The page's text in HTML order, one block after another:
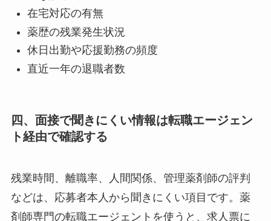
在宅対応の有無
薬歴の残業発生状況
休日出勤や応援勤務の頻度
直近一年の退職者数
四、面接で聞きにくい情報は転職エージェン
ト経由で確認する
残業時間、離職率、人間関係、管理薬剤師の評判
などは、応募者本人から聞きにくい項目です。薬
剤師専門の転職エージェントを使うと、求人票に